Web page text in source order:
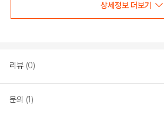
상세정보 더보기
리뷰 (0)
문의 (1)